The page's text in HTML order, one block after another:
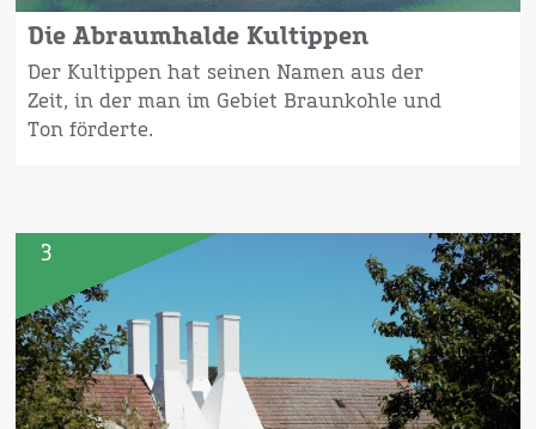
Die Abraumhalde Kultippen
Der Kultippen hat seinen Namen aus der
Zeit, in der man im Gebiet Braunkohle und
Ton förderte.
3